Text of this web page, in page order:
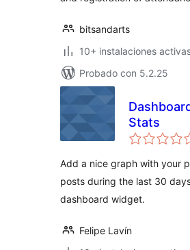
bitsandarts
10+ instalaciones
Probado con 5.2.25
Stats
Add a nice graph with your
posts during the last 30
dashboard widget.
Felipe Lavín